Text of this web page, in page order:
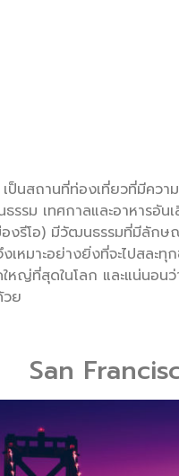
เป็นสถานที่ท่องเที่ยวที่มีค
ม เทศกาลและอาหารอันเ
งรีโอ) มีวัฒนธรรมที่มีลักษ
เหมาะอย่างยิ่งที่จะไปสล
หญ่ที่สุดในโลก และแน่นอน
ย
San